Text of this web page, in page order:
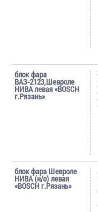
блок фара
ВАЗ-2123,Шевроле
НИВА левая «BOSCH
г.Рязань»
блок фара Шевроле
НИВА (н/о) левая
«BOSCH г.Рязань»